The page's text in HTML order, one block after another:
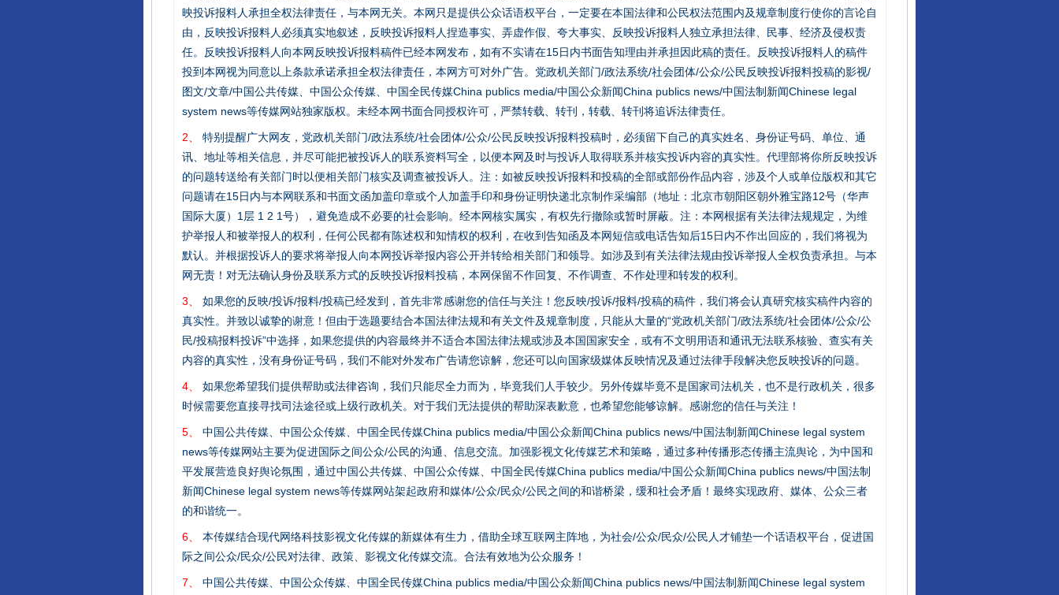
映投诉报料人承担全权法律责任，与本网无关。本网只是提供公众话语权平台，一定要在本国法律和公民权法范围内及规章制度行使你的言论自
由，反映投诉报料人必须真实地叙述，反映投诉报料人捏造事实、弄虚作假、夸大事实、反映投诉报料人独立承担法律、民事、经济及侵权责
任。反映投诉报料人向本网反映投诉报料稿件已经本网发布，如有不实请在15日内书面告知理由并承担因此稿的责任。反映投诉报料人的稿件
投到本网视为同意以上条款承诺承担全权法律责任，本网方可对外广告。党政机关部门/政法系统/社会团体/公众/公民反映投诉报料投稿的影视/
图文/文章/中国公共传媒、中国公众传媒、中国全民传媒China publics media/中国公众新闻China publics news/中国法制新闻Chinese legal
system news等传媒网站独家版权。未经本网书面合同授权许可，严禁转载、转刊，转载、转刊将追诉法律责任。
2、
特别提醒广大网友，党政机关部门/政法系统/社会团体/公众/公民反映投诉报料投稿时，必须留下自己的真实姓名、身份证号码、单位、通
讯、地址等相关信息，并尽可能把被投诉人的联系资料写全，以便本网及时与投诉人取得联系并核实投诉内容的真实性。代理部将你所反映投诉
的问题转送给有关部门时以便相关部门核实及调查被投诉人。注：如被反映投诉报料和投稿的全部或部份作品内容，涉及个人或单位版权和其它
问题请在15日内与本网联系和书面文函加盖印章或个人加盖手印和身份证明快递北京制作采编部（地址：北京市朝阳区朝外雅宝路12号（华声
国际大厦）1层 1 2 1号），避免造成不必要的社会影响。经本网核实属实，有权先行撤除或暂时屏蔽。注：本网根据有关法律法规规定，为维
护举报人和被举报人的权利，任何公民都有陈述权和知情权的权利，在收到告知函及本网短信或电话告知后15日内不作出回应的，我们将视为
默认。并根据投诉人的要求将举报人向本网投诉举报内容公开并转给相关部门和领导。如涉及到有关法律法规由投诉举报人全权负责承担。与本
网无责！对无法确认身份及联系方式的反映投诉报料投稿，本网保留不作回复、不作调查、不作处理和转发的权利。
3、
如果您的反映/投诉/报料/投稿已经发到，首先非常感谢您的信任与关注！您反映/投诉/报料/投稿的稿件，我们将会认真研究核实稿件内容的
真实性。并致以诚挚的谢意！但由于选题要结合本国法律法规和有关文件及规章制度，只能从大量的“党政机关部门/政法系统/社会团体/公众/公
民/投稿报料投诉”中选择，如果您提供的内容最终并不适合本国法律法规或涉及本国国家安全，或有不文明用语和通讯无法联系核验、查实有关
内容的真实性，没有身份证号码，我们不能对外发布广告请您谅解，您还可以向国家级媒体反映情况及通过法律手段解决您反映投诉的问题。
4、
如果您希望我们提供帮助或法律咨询，我们只能尽全力而为，毕竟我们人手较少。另外传媒毕竟不是国家司法机关，也不是行政机关，很多
时候需要您直接寻找司法途径或上级行政机关。对于我们无法提供的帮助深表歉意，也希望您能够谅解。感谢您的信任与关注！
5、
中国公共传媒、中国公众传媒、中国全民传媒China publics media/中国公众新闻China publics news/中国法制新闻Chinese legal system
news等传媒网站主要为促进国际之间公众/公民的沟通、信息交流。加强影视文化传媒艺术和策略，通过多种传播形态传播主流舆论，为中国和
平发展营造良好舆论氛围，通过中国公共传媒、中国公众传媒、中国全民传媒China publics media/中国公众新闻China publics news/中国法制
新闻Chinese legal system news等传媒网站架起政府和媒体/公众/民众/公民之间的和谐桥梁，缓和社会矛盾！最终实现政府、媒体、公众三者
的和谐统一。
6、
本传媒结合现代网络科技影视文化传媒的新媒体有生力，借助全球互联网主阵地，为社会/公众/民众/公民人才铺垫一个话语权平台，促进国
际之间公众/民众/公民对法律、政策、影视文化传媒交流。合法有效地为公众服务！
7、
中国公共传媒、中国公众传媒、中国全民传媒China publics media/中国公众新闻China publics news/中国法制新闻Chinese legal system
完善运行机制助力责任有效落实